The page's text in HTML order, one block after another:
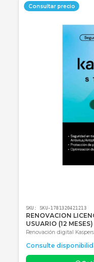
Consultar precio